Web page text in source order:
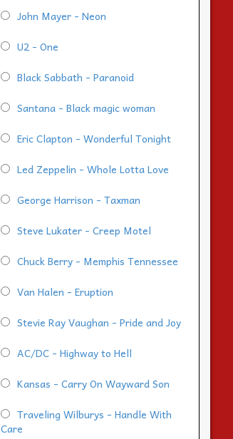
John Mayer - Neon
U2 - One
Black Sabbath - Paranoid
Santana - Black magic woman
Eric Clapton - Wonderful Tonight
Led Zeppelin - Whole Lotta Love
George Harrison - Taxman
Steve Lukater - Creep Motel
Chuck Berry - Memphis Tennessee
Van Halen - Eruption
Stevie Ray Vaughan - Pride and Joy
AC/DC - Highway to Hell
Kansas - Carry On Wayward Son
Traveling Wilburys - Handle With
Care